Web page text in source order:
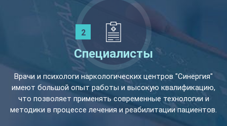
Специалисты
Врачи и психологи наркологических центров "Синергия"
имеют большой опыт работы и высокую квалификацию,
что позволяет применять современные технологии и
методики в процессе лечения и реабилитации пациентов.